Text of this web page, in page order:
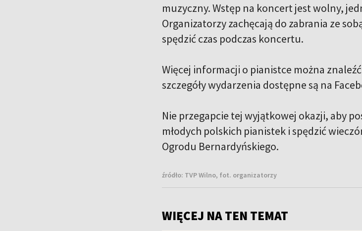
muzyczny. Wstęp na koncert jest wolny,
Organizatorzy zachęcają do zabrania ze
spędzić czas podczas koncertu.
Więcej informacji o pianistce można
szczegóły wydarzenia dostępne są na
Nie przegapcie tej wyjątkowej okazji, aby
młodych polskich pianistek i spędzić
Ogrodu Bernardyńskiego.
źródło: TVP Wilno, fot. organizatorzy
WIĘCEJ NA TEN TEMAT